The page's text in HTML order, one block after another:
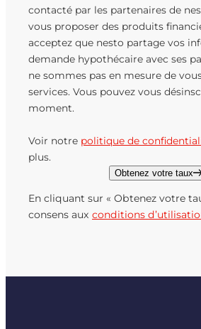
contacté par les partenaires de
vous proposer des produits
acceptez que nesto partage vos
demande hypothécaire avec ses
ne sommes pas en mesure de
services. Vous pouvez vous
moment.
Voir notre politique de
plus.
Obtenez votre taux
En cliquant sur « Obtenez votre
consens aux conditions